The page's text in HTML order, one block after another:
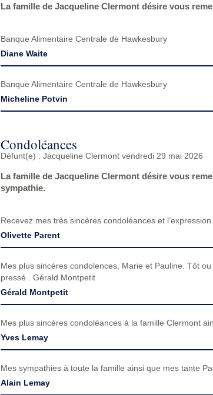
La famille de Jacqueline Clermont désire vous
Banque Alimentaire Centrale de Hawkesbury
Diane Waite
Banque Alimentaire Centrale de Hawkesbury
Micheline Potvin
Condoléances
Défunt(e) : Jacqueline Clermont vendredi 29 mai 2026
La famille de Jacqueline Clermont désire vous
sympathie.
Recevez mes très sincères condoléances et
Olivette Parent
Mes plus sincères condolences, Marie et Pauline. Tôt
pressé . Gérald Montpetit
Gérald Montpetit
Mes plus sincères condoléances à la famille Clermont
Yves Lemay
Mes sympathies à toute la famille ainsi que mes tante
Alain Lemay